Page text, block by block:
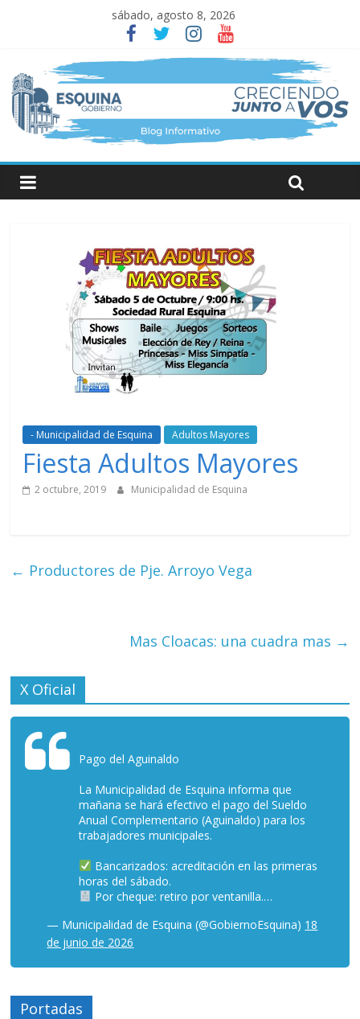
sábado, agosto 8, 2026
- Municipalidad de Esquina Adultos Mayores
Fiesta Adultos Mayores
2 octubre, 2019 Municipalidad de Esquina
← Productores de Pje. Arroyo Vega
Mas Cloacas: una cuadra mas →
X Oficial
Pago del Aguinaldo
La Municipalidad de Esquina informa que
mañana se hará efectivo el pago del Sueldo
Anual Complementario (Aguinaldo) para los
trabajadores municipales.
Bancarizados: acreditación en las primeras
horas del sábado.
Por cheque: retiro por ventanilla.…
— Municipalidad de Esquina (@GobiernoEsquina) 18
de junio de 2026
Portadas